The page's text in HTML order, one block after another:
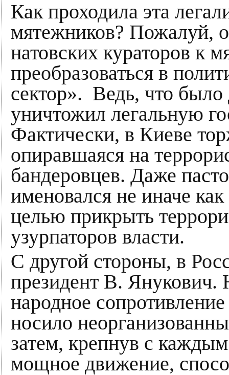
Как проходила эта
мятежников? Пожалуй,
натовских кураторов к
преобразоваться в
сектор». Ведь, что
уничтожил легальную
Фактически, в Киеве
опиравшаяся на
бандеровцев. Даже
именовался не иначе
целью прикрыть
узурпаторов власти.
С другой стороны, в
президент В. Янукович.
народное
носило
затем, крепнув с
мощное движение,